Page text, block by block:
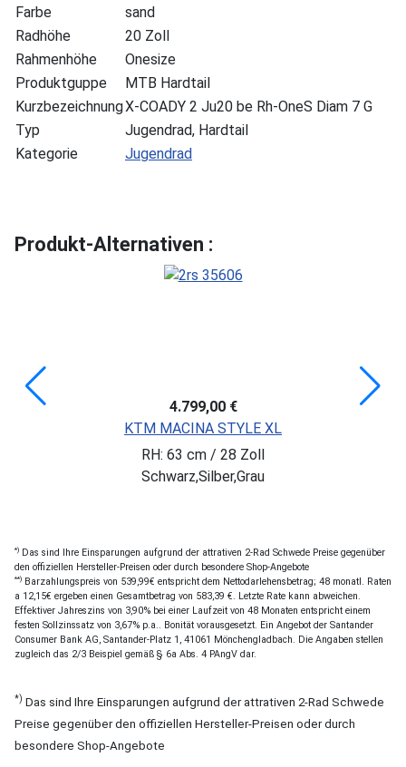
Farbe
sand
Radhöhe
20 Zoll
Rahmenhöhe
Onesize
Produktguppe
MTB Hardtail
KurzbezeichnungX-COADY 2 Ju20 be Rh-OneS Diam 7 G
Typ
Jugendrad, Hardtail
Kategorie
Jugendrad
Produkt-Alternativen :
4.799,00 €
KTM MACINA STYLE XL
RH: 63 cm / 28 Zoll
Schwarz,Silber,Grau
*) Das sind Ihre Einsparungen aufgrund der attrativen 2-Rad Schwede Preise gegenüber
den offiziellen Hersteller-Preisen oder durch besondere Shop-Angebote
**) Barzahlungspreis von 539,99€ entspricht dem Nettodarlehensbetrag; 48 monatl. Raten
a 12,15€ ergeben einen Gesamtbetrag von 583,39 €. Letzte Rate kann abweichen.
Effektiver Jahreszins von 3,90% bei einer Laufzeit von 48 Monaten entspricht einem
festen Sollzinssatz von 3,67% p.a.. Bonität vorausgesetzt. Ein Angebot der Santander
Consumer Bank AG, Santander-Platz 1, 41061 Mönchengladbach. Die Angaben stellen
zugleich das 2/3 Beispiel gemäß § 6a Abs. 4 PAngV dar.
*) Das sind Ihre Einsparungen aufgrund der attrativen 2-Rad Schwede
Preise gegenüber den offiziellen Hersteller-Preisen oder durch
besondere Shop-Angebote